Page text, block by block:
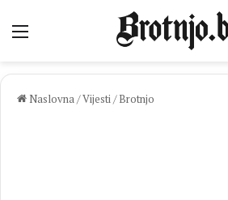
Izbornik
Naslovna/Vijesti/ Brotnjo